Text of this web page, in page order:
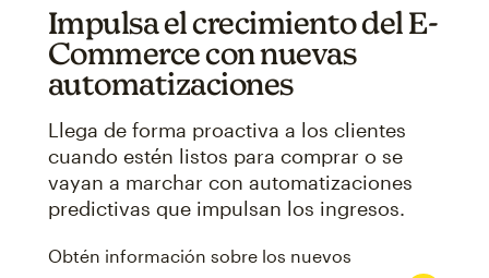
Impulsa el crecimiento del E-
Commerce con nuevas
automatizaciones
Llega de forma proactiva a los clientes
cuando estén listos para comprar o se
vayan a marchar con automatizaciones
predictivas que impulsan los ingresos.
Obtén información sobre los nuevos